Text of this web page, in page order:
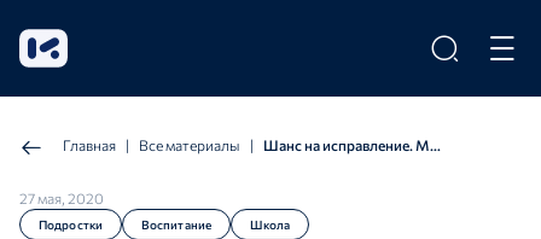
Подростки Воспитание Школа
27 мая, 2020
Главная | Все материалы | Шанс на исправление. Можно ли перевоспитать трудного подростка?